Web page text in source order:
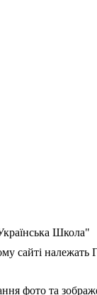
Школа"
сайті належать
фото та